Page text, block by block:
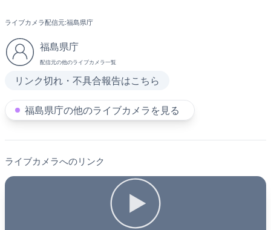
ライブカメラ配信元:福島県庁
福島県庁
配信元の他のライブカメラ一覧
リンク切れ・不具合報告はこちら
福島県庁の他のライブカメラを見る
ライブカメラへのリンク